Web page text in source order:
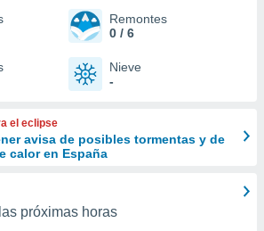
Remontes
0 / 6
Nieve
-
el eclipse
avisa de posibles tormentas y de
calor en España
próximas horas